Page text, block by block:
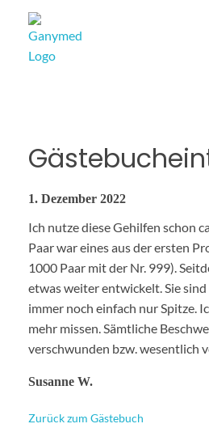
1. Dezember 2022
Ich nutze diese Gehilfen schon
Paar war eines aus der ersten
1000 Paar mit der Nr. 999).
etwas weiter entwickelt. Sie
immer noch einfach nur Spitze.
mehr missen. Sämtliche
verschwunden bzw. wesentlich
Zurück zum Gästebuch
Susanne W.